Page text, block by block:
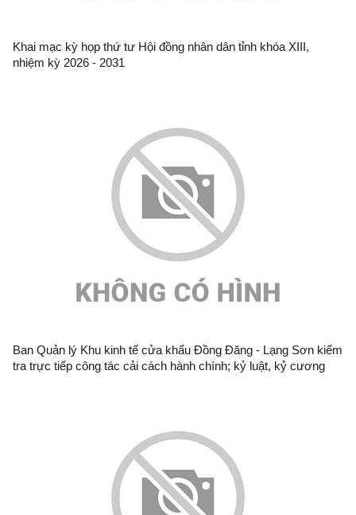
Khai mạc kỳ họp thứ tư Hội đồng nhân dân tỉnh khóa XIII,
nhiệm kỳ 2026 - 2031
Ban Quản lý Khu kinh tế cửa khẩu Đồng Đăng - Lạng Sơn kiểm
tra trực tiếp công tác cải cách hành chính; kỷ luật, kỷ cương